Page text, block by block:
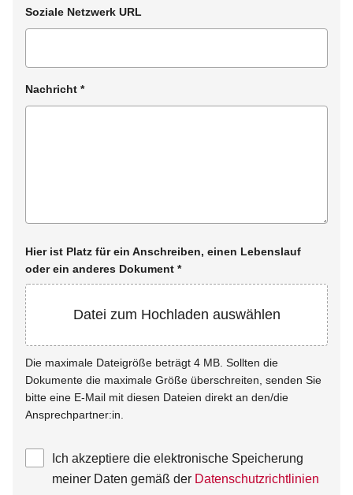
Soziale Netzwerk URL
Nachricht *
Hier ist Platz für ein Anschreiben, einen Lebenslauf
oder ein anderes Dokument *
Datei zum Hochladen auswählen
Die maximale Dateigröße beträgt 4 MB. Sollten die
Dokumente die maximale Größe überschreiten, senden Sie
bitte eine E-Mail mit diesen Dateien direkt an den/die
Ansprechpartner:in.
Ich akzeptiere die elektronische Speicherung
meiner Daten gemäß der Datenschutzrichtlinien